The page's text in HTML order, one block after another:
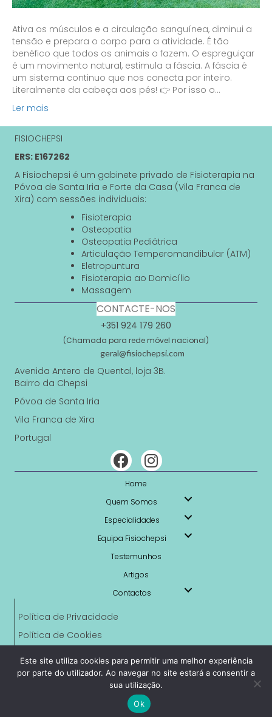
Ativa os músculos e a circulação sanguínea, diminui a
tensão e prepara o corpo para a atividade. É tão
benéfico que todos os animais o fazem. O espreguiçar
é um movimento natural, estimula a fáscia. A fáscia é
um sistema continuo que nos conecta por inteiro.
Literalmente da cabeça aos pés! 👉 Por isso o…
Ler mais
FISIOCHEPSI
ERS: E167262
A Fisiochepsi é um gabinete privado de Fisioterapia na
Póvoa de Santa Iria e Forte da Casa (Vila Franca de
Xira) com sessões individuais:
Fisioterapia
Osteopatia
Osteopatia Pediátrica
Articulação Temperomandibular (ATM)
Eletropuntura
Fisioterapia ao Domicílio
Massagem
CONTACTE-NOS
+351 924 179 260
(Chamada para rede móvel nacional)
geral@fisiochepsi.com
Avenida Antero de Quental, loja 3B.
Bairro da Chepsi
Póvoa de Santa Iria
Vila Franca de Xira
Portugal
Home
Quem Somos
Especialidades
Equipa Fisiochepsi
Testemunhos
Artigos
Contactos
Política de Privacidade
Política de Cookies
RAL
© 2023 FisioChepsi. All Rights Reserved. Powered by
Web
Este site utiliza cookies para permitir uma melhor experiência
por parte do utilizador. Ao navegar no site estará a consentir a
sua utilização.
Ok